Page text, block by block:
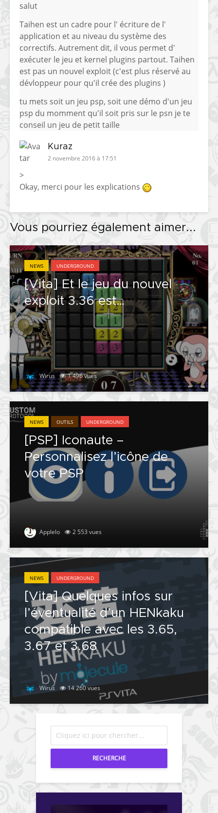
salut
Taihen est un cadre pour l' écriture de l'
application et au niveau du système des
correctifs. Autrement dit, il vous permet d'
exécuter le jeu et kernel plugins partout. Taihen
est pas un nouvel exploit (c'est plus réservé au
dévloppeur pour qu'il crée des plugins )
tu mets soit un jeu psp, soit une démo d'un jeu
psp du momment qu'il soit pris sur le psn je te
conseil un jeu de petit taille
Kuraz
2 novembre 2016 à 17:51
>
Okay, merci pour les explications
Vous pourriez également aimer...
NEWS UNDERGROUND
[Vita] Et le jeu du nouvel
exploit 3.36 est…
Wirus 1 496 vues
NEWS OUTILS UNDERGROUND
[PSP] Iconaute –
Personnalisez l’icône de
votre PSP
Applelo 2 553 vues
NEWS UNDERGROUND
[Vita] Quelques infos sur
l’éventualité d’un HENkaku
compatible avec les 3.65,
3.67 et 3.68
Wirus 14 260 vues
RECHERCHE